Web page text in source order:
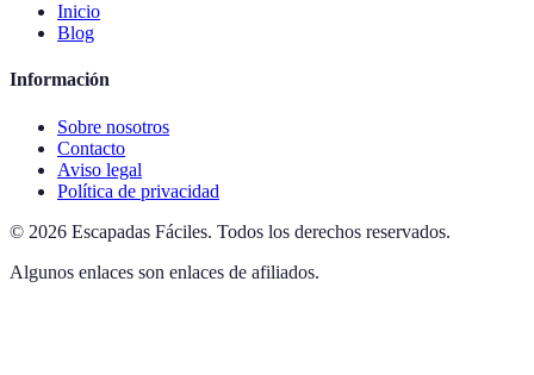
Inicio
Blog
Información
Sobre nosotros
Contacto
Aviso legal
Política de privacidad
© 2026 Escapadas Fáciles. Todos los derechos reservados.
Algunos enlaces son enlaces de afiliados.